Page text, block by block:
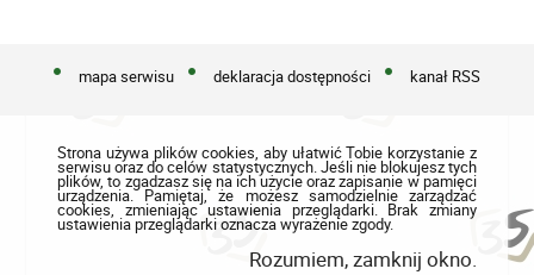
mapa serwisu deklaracja dostępności kanał RSS
Strona używa plików cookies, aby ułatwić Tobie korzystanie z
serwisu oraz do celów statystycznych. Jeśli nie blokujesz tych
plików, to zgadzasz się na ich użycie oraz zapisanie w pamięci
urządzenia. Pamiętaj, że możesz samodzielnie zarządzać
cookies, zmieniając ustawienia przeglądarki. Brak zmiany
ustawienia przeglądarki oznacza wyrażenie zgody.
Rozumiem, zamknij okno.